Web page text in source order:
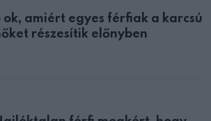
ok, amiért egyes férfiak a karcsú
részesítik előnyben